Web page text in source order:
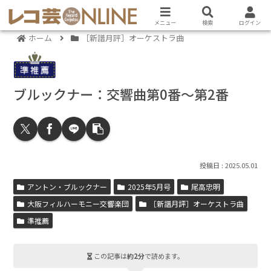
ホーム ［新譜月評］オーケストラ曲
ブルックナー：交響曲第0番～第2番
2025.05.01
アントン・ブルックナー 2025年5月号
尾高忠明
大阪フィルハーモニー交響楽団
［新譜月評］オーケストラ曲
準推薦
この記事は約2分で読めます。
メニュー 検索 ログイン